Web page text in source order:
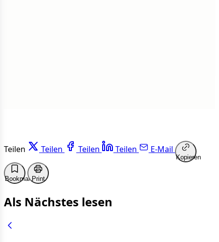
Teilen Teilen Teilen Teilen E-Mail
Kopieren
BookmarkPrint
Als Nächstes lesen